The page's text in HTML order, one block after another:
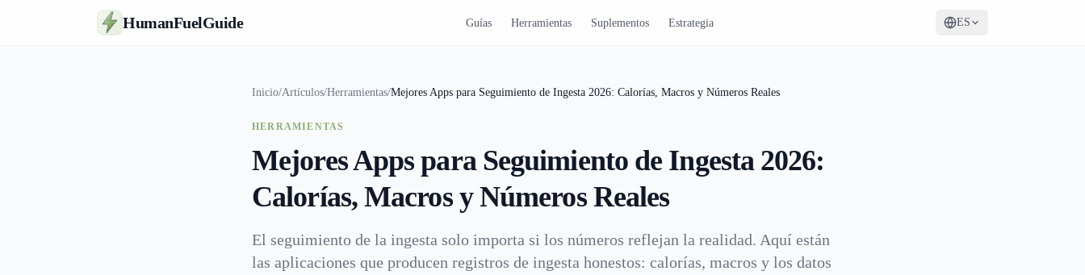
HumanFuelGuide Guías Herramientas Suplementos Estrategia ES
Inicio/Artículos/Herramientas/Mejores Apps para Seguimiento de Ingesta 2026: Calorías, Macros y Números Reales
HERRAMIENTAS
Mejores Apps para Seguimiento de Ingesta 2026:
Calorías, Macros y Números Reales
El seguimiento de la ingesta solo importa si los números reflejan la realidad. Aquí están
las aplicaciones que producen registros de ingesta honestos: calorías, macros y los datos